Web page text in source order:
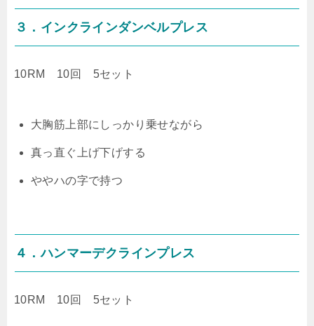
３．インクラインダンベルプレス
10RM 10回 5セット
大胸筋上部にしっかり乗せながら
真っ直ぐ上げ下げする
ややハの字で持つ
４．ハンマーデクラインプレス
10RM 10回 5セット